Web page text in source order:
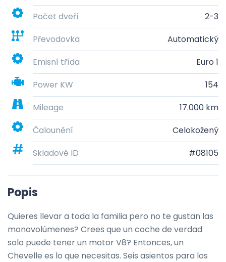
Počet dveří
2-3
Převodovka
Automatický
Emisní třída
Euro 1
Power KW
154
Mileage
17.000 km
Čalounění
Celokožený
Skladové ID
#08105
Popis
Quieres llevar a toda la familia pero no te gustan las
monovolúmenes? Crees que un coche de verdad
solo puede tener un motor V8? Entonces, un
Chevelle es lo que necesitas. Seis asientos para los